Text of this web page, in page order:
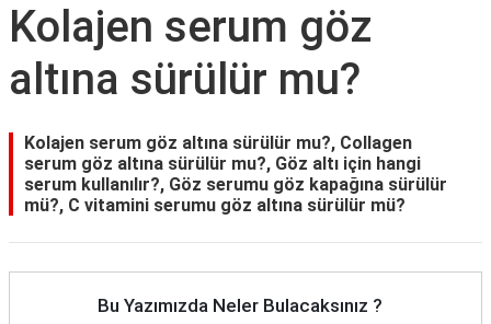
Kolajen serum göz
altına sürülür mu?
Kolajen serum göz altına sürülür mu?, Collagen
serum göz altına sürülür mu?, Göz altı için hangi
serum kullanılır?, Göz serumu göz kapağına sürülür
mü?, C vitamini serumu göz altına sürülür mü?
Bu Yazımızda Neler Bulacaksınız ?